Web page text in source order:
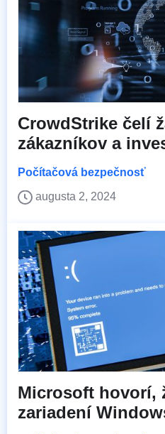
CrowdStrike čelí
zákazníkov a
Počítačová bezpečnosť
augusta 2, 2024
Microsoft hovorí,
zariadení